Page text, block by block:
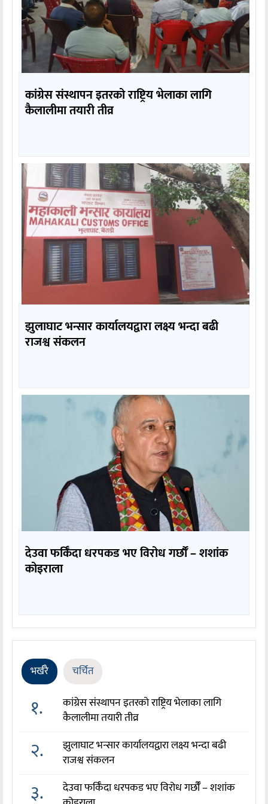
कांग्रेस संस्थापन इतरको राष्ट्रिय भेलाका लागि
कैलालीमा तयारी तीव्र
झुलाघाट भन्सार कार्यालयद्वारा लक्ष्य भन्दा बढी
राजश्व संकलन
देउवा फर्किँदा धरपकड भए विरोध गर्छौँं – शशांक
कोइराला
भर्खरै चर्चित
१.
कांग्रेस संस्थापन इतरको राष्ट्रिय भेलाका लागि
कैलालीमा तयारी तीव्र
२.
झुलाघाट भन्सार कार्यालयद्वारा लक्ष्य भन्दा बढी
राजश्व संकलन
३.
देउवा फर्किँदा धरपकड भए विरोध गर्छौँं – शशांक